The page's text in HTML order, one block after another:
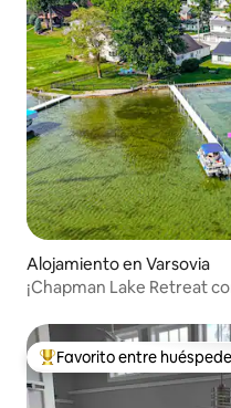
Alojamiento en Varsovia
¡Chapman Lake Retreat
Favorito entre los
Favorito entre